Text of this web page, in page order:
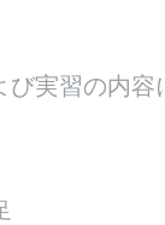
び実習の内